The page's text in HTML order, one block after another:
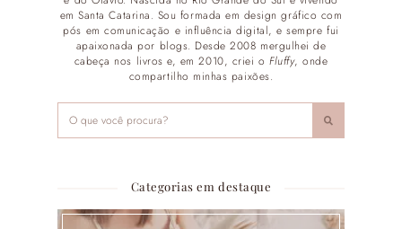
em Santa Catarina. Sou formada em design gráfico com
pós em comunicação e influência digital, e sempre fui
apaixonada por blogs. Desde 2008 mergulhei de
cabeça nos livros e, em 2010, criei o Fluffy, onde
compartilho minhas paixões.
Categorias em destaque